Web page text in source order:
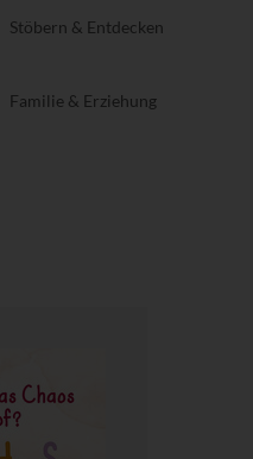
Stöbern & Entdecken
Familie & Erziehung